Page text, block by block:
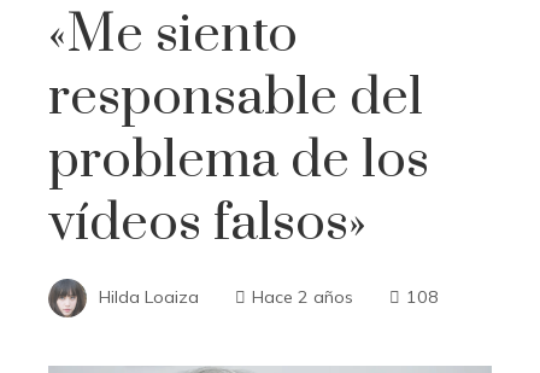
«Me siento
responsable del
problema de los
vídeos falsos»
Hilda Loaiza Hace 2 años 108